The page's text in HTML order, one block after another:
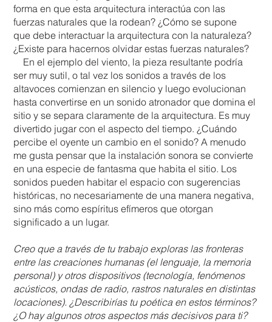
forma en que esta arquitectura interactúa con las
fuerzas naturales que la rodean? ¿Cómo se supone
que debe interactuar la arquitectura con la naturaleza?
¿Existe para hacernos olvidar estas fuerzas naturales?
En el ejemplo del viento, la pieza resultante podría
ser muy sutil, o tal vez los sonidos a través de los
altavoces comienzan en silencio y luego evolucionan
hasta convertirse en un sonido atronador que domina el
sitio y se separa claramente de la arquitectura. Es muy
divertido jugar con el aspecto del tiempo. ¿Cuándo
percibe el oyente un cambio en el sonido? A menudo
me gusta pensar que la instalación sonora se convierte
en una especie de fantasma que habita el sitio. Los
sonidos pueden habitar el espacio con sugerencias
históricas, no necesariamente de una manera negativa,
sino más como espíritus efímeros que otorgan
significado a un lugar.
Creo que a través de tu trabajo exploras las fronteras
entre las creaciones humanas (el lenguaje, la memoria
personal) y otros dispositivos (tecnología, fenómenos
acústicos, ondas de radio, rastros naturales en distintas
locaciones). ¿Describirías tu poética en estos términos?
¿O hay algunos otros aspectos más decisivos para ti?